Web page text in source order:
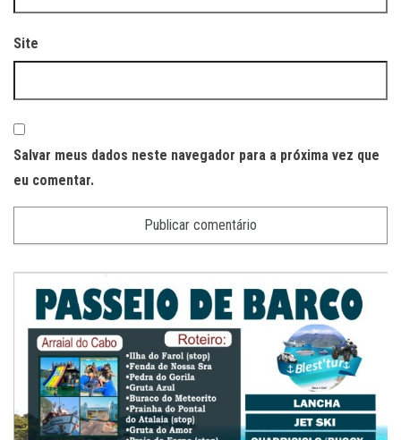
Site
Salvar meus dados neste navegador para a próxima vez que
eu comentar.